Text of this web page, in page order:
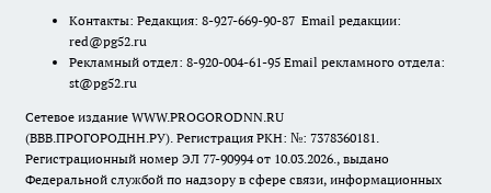
Контакты: Редакция: 8-927-669-90-87 Email редакции:
red@pg52.ru
Рекламный отдел: 8-920-004-61-95 Email рекламного отдела:
st@pg52.ru
Сетевое издание WWW.PROGORODNN.RU
(ВВВ.ПРОГОРОДНН.РУ). Регистрация РКН: №: 7378360181.
Регистрационный номер ЭЛ 77-90994 от 10.03.2026., выдано
Федеральной службой по надзору в сфере связи, информационных